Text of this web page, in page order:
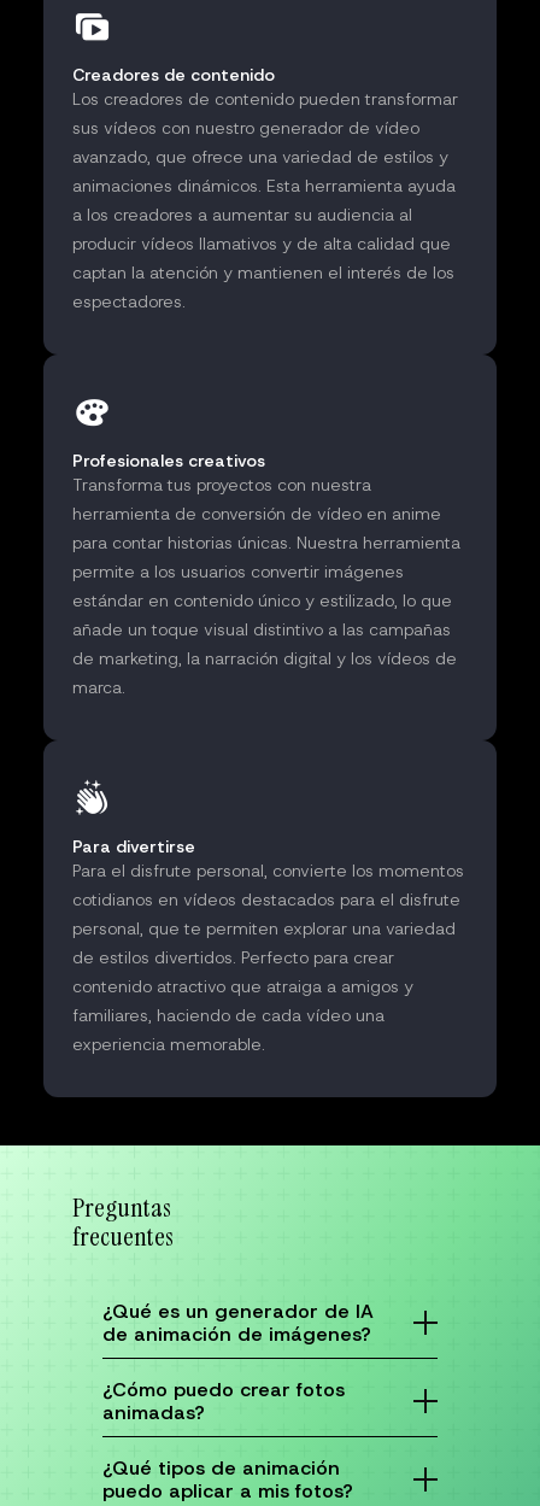
Creadores de contenido
Los creadores de contenido pueden transformar
sus vídeos con nuestro generador de vídeo
avanzado, que ofrece una variedad de estilos y
animaciones dinámicos. Esta herramienta ayuda
a los creadores a aumentar su audiencia al
producir vídeos llamativos y de alta calidad que
captan la atención y mantienen el interés de los
espectadores.
Profesionales creativos
Transforma tus proyectos con nuestra
herramienta de conversión de vídeo en anime
para contar historias únicas. Nuestra herramienta
permite a los usuarios convertir imágenes
estándar en contenido único y estilizado, lo que
añade un toque visual distintivo a las campañas
de marketing, la narración digital y los vídeos de
marca.
Para divertirse
Para el disfrute personal, convierte los momentos
cotidianos en vídeos destacados para el disfrute
personal, que te permiten explorar una variedad
de estilos divertidos. Perfecto para crear
contenido atractivo que atraiga a amigos y
familiares, haciendo de cada vídeo una
experiencia memorable.
Preguntas
frecuentes
¿Qué es un generador de IA
de animación de imágenes?
imágenes transforma imágenes estáticas en
contenido visual animado mediante
inteligencia artificial, creando contenido
¿Cómo puedo crear fotos
animadas?
animación con IA, añade un prompt de texto,
personaliza los ajustes y la herramienta
¿Qué tipos de animación
puedo aplicar a mis fotos?